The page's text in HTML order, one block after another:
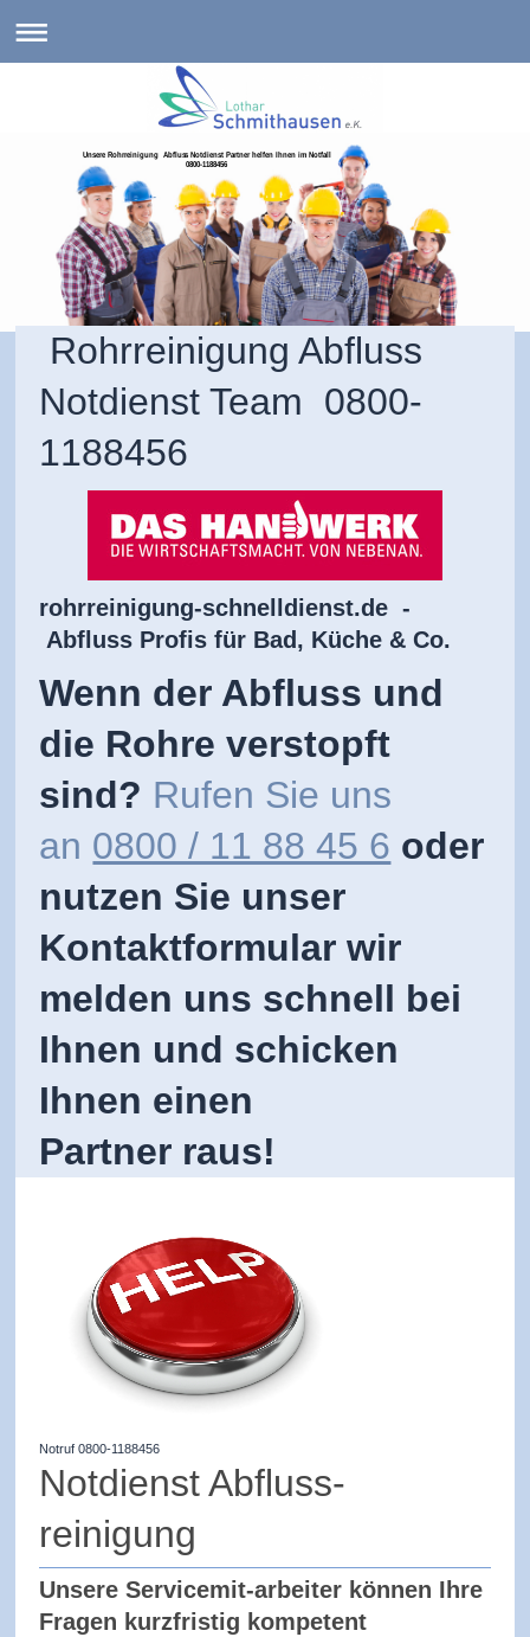
Unsere Rohrreinigung Abfluss Notdienst Partner helfen Ihnen im Notfall
0800-1188456
Rohrreinigung Abfluss
Notdienst Team 0800-
1188456
rohrreinigung-schnelldienst.de -
Abfluss Profis für Bad, Küche & Co.
Wenn der Abfluss und
die Rohre verstopft
sind? Rufen Sie uns
an 0800 / 11 88 45 6 oder
nutzen Sie unser
Kontaktformular wir
melden uns schnell bei
Ihnen und schicken
Ihnen einen
Partner raus!
Notruf 0800-1188456
Notdienst Abfluss-
reinigung
Unsere Servicemit-arbeiter können Ihre
Fragen kurzfristig kompetent